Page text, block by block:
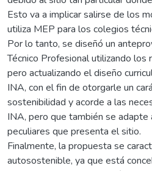
Esto va a implicar salirse de los
utiliza MEP para los colegios
Por lo tanto, se diseñó un
Técnico Profesional utilizando
pero actualizando el diseño
INA, con el fin de otorgarle un
sostenibilidad y acorde a las
INA, pero que también se adapte
peculiares que presenta el sitio.
Finalmente, la propuesta se
autosostenible, ya que está